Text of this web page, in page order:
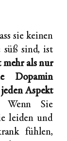
sie keinen
süß sind, ist
mehr als nur
Dopamin
Aspekt
Sie
leiden und
fühlen,